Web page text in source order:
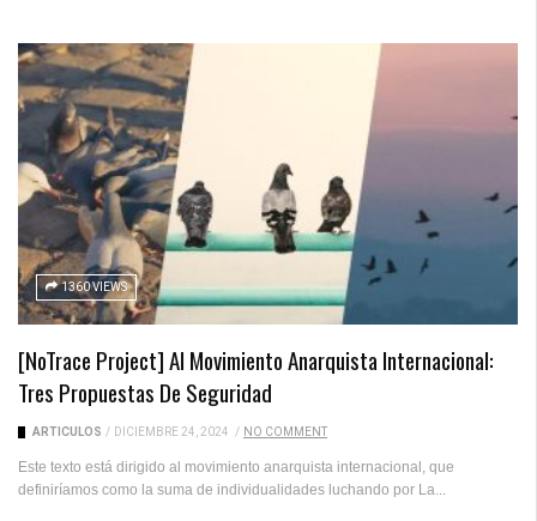
1360 VIEWS
[NoTrace Project] Al Movimiento Anarquista Internacional:
Tres Propuestas De Seguridad
ARTICULOS / DICIEMBRE 24, 2024 / NO COMMENT
Este texto está dirigido al movimiento anarquista internacional, que
definiríamos como la suma de individualidades luchando por La...